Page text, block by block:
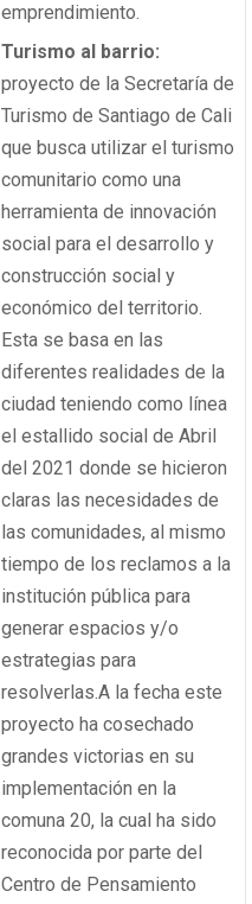
emprendimiento.
Turismo al barrio:
proyecto de la Secretaría de
Turismo de Santiago de Cali
que busca utilizar el turismo
comunitario como una
herramienta de innovación
social para el desarrollo y
construcción social y
económico del territorio.
Esta se basa en las
diferentes realidades de la
ciudad teniendo como línea
el estallido social de Abril
del 2021 donde se hicieron
claras las necesidades de
las comunidades, al mismo
tiempo de los reclamos a la
institución pública para
generar espacios y/o
estrategias para
resolverlas.A la fecha este
proyecto ha cosechado
grandes victorias en su
implementación en la
comuna 20, la cual ha sido
reconocida por parte del
Centro de Pensamiento